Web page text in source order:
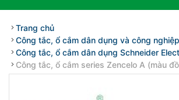
Trang chủ
Công tắc, ổ cắm dân dụng và công
Công tắc, ổ cắm dân dụng Schneider
Công tắc, ổ cắm series Zencelo A (màu